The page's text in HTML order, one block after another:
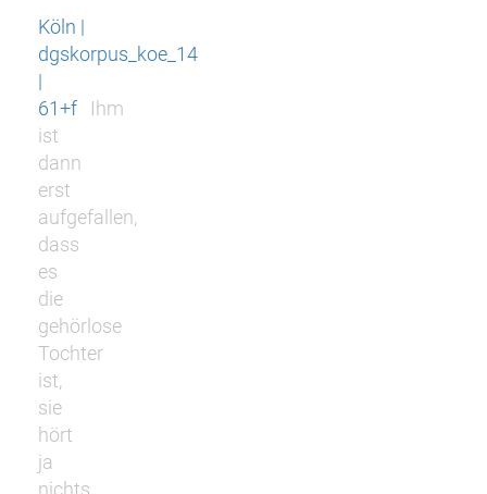
Köln |
dgskorpus_koe_14
|
61+f
Ihm
ist
dann
erst
aufgefallen,
dass
es
die
gehörlose
Tochter
ist,
sie
hört
ja
nichts,